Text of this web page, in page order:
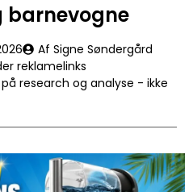
barnevogne
Af Signe Søndergård
reklamelinks
research og analyse - ikke